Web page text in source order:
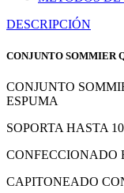
DESCRIPCIÓN
CONJUNTO SOMMIER
CONJUNTO
ESPUMA
SOPORTA HASTA
CONFECCIONADO
CAPITONEADO